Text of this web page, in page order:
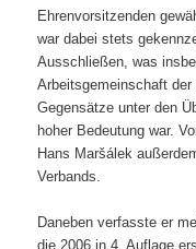
Ehrenvorsitzenden
war dabei stets
Ausschließen, was
Arbeitsgemeinschaft
Gegensätze unter den
hoher Bedeutung war.
Hans Maršálek
Verbands.
Daneben verfasste er
die 2006 in 4. Auflage